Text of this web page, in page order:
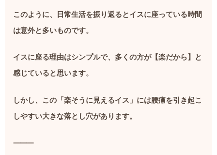
このように、日常生活を振り返るとイスに座っている時間
は意外と多いものです。
イスに座る理由はシンプルで、多くの方が【楽だから】と
感じていると思います。
しかし、この「楽そうに見えるイス」には腰痛を引き起こ
しやすい大きな落とし穴があります。
⸻